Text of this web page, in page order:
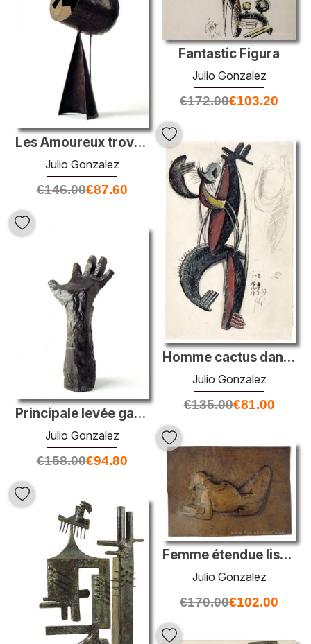
Fantastic Figura
Julio Gonzalez
€172.00€103.20
Les Amoureux troverete II
Julio Gonzalez
€146.00€87.60
Homme cactus dansant
Julio Gonzalez
€135.00€81.00
Principale levée gauche no. 2
Julio Gonzalez
€158.00€94.80
Femme étendue lisant
Julio Gonzalez
€170.00€102.00